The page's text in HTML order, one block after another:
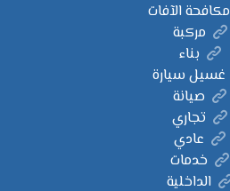
مكافحة الآفات
مركبة
بناء
غسيل سيارة
صيانة
تجاري
عادي
خدمات
الداخلية